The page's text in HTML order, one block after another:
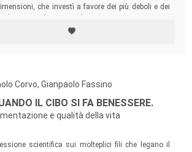
che investì a favore dei più deboli e dei
Corvo, Gianpaolo Fassino
IL CIBO SI FA BENESSERE.
e qualità della vita
scientifica sui molteplici fili che legano il